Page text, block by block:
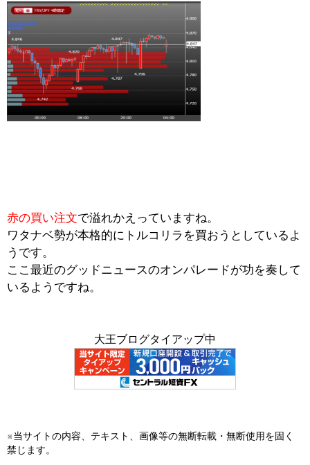
赤の買い注文で溢れかえっていますね。
ワタナベ勢が本格的にトルコリラを買おうとしているよ
うです。
ここ最近のグッドニュースのオンパレードが功を奏して
いるようですね。
大王ブログタイアップ中
※当サイトの内容、テキスト、画像等の無断転載・無断使用を固く
禁じます。